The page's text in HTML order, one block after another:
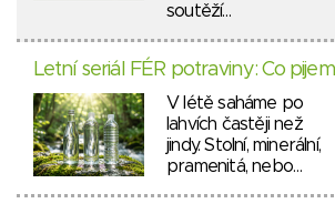
soutěží…
Letní seriál FÉR potraviny: Co
V létě saháme po
lahvích častěji než
jindy. Stolní, minerální,
pramenitá, nebo…